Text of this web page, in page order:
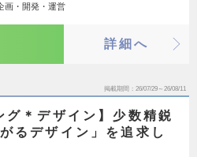
画・開発・運営
詳細へ
掲載期間 26/07/29～26/08/11
グ＊デザイン】少数精鋭
るデザイン」を追求し